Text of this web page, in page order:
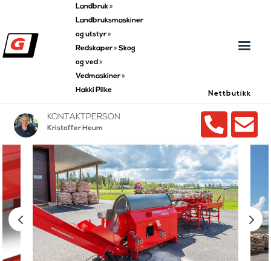
Landbruk»
Landbruksmaskiner
og utstyr»
Redskaper»Skog
og ved »
Vedmaskiner»
Hakki Pilke
Nettbutikk
KONTAKTPERSON
Kristoffer Heum  